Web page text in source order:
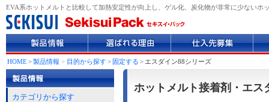
EVA系ホットメルトと比較して加熱安定性が向上し、ゲル化、炭化物が非常に少ない
品
情
報
ば
れ
理
入
先
集
業
HOME>製品情報 > 目的から探す> 固定する > エスダイン88シリーズ
ホットメルト接着剤・エス
カテゴリから探す